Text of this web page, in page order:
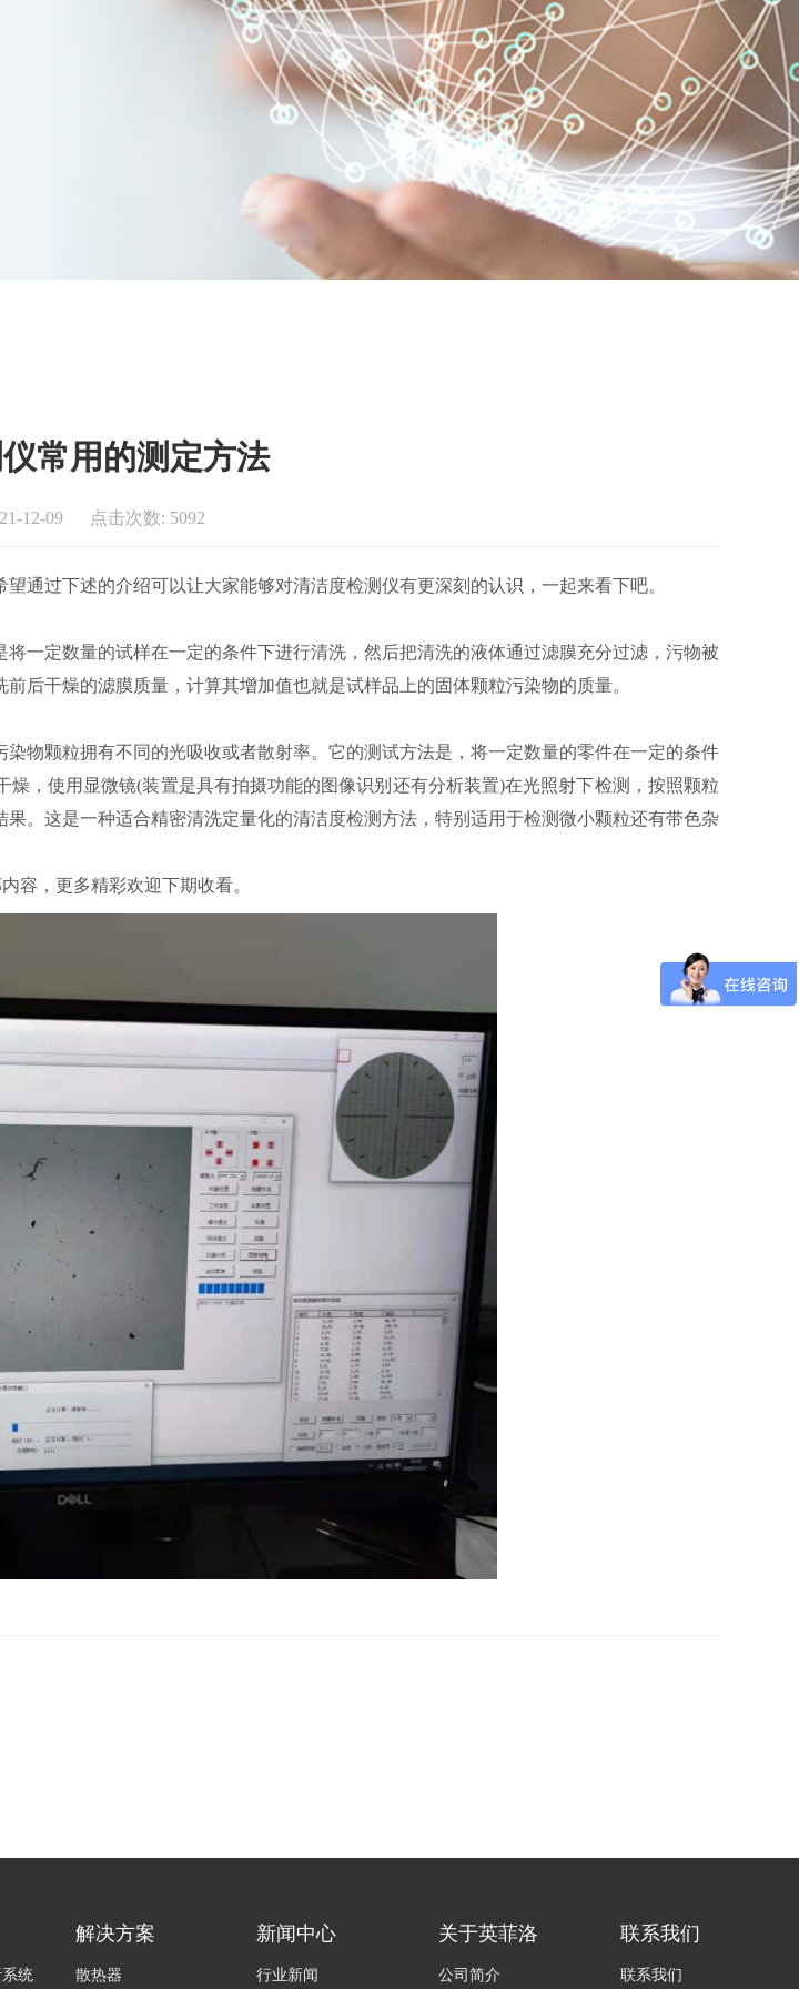
常用的测定方法
12-09 点击次数: 5092
通过下述的介绍可以让大家能够对清洁度检测仪有更深刻的认识，一起来看下吧。
定数量的试样在一定的条件下进行清洗，然后把清洗的液体通过滤膜充分过滤，污物被
后干燥的滤膜质量，计算其增加值也就是试样品上的固体颗粒污染物的质量。
颗粒拥有不同的光吸收或者散射率。它的测试方法是，将一定数量的零件在一定的条件
，使用显微镜(装置是具有拍摄功能的图像识别还有分析装置)在光照射下检测，按照颗粒
。这是一种适合精密清洗定量化的清洁度检测方法，特别适用于检测微小颗粒还有带色杂
，更多精彩欢迎下期收看。
统
解决方案
散热器
新闻中心
行业新闻
关于英菲洛
公司简介
联系我们
联系我们